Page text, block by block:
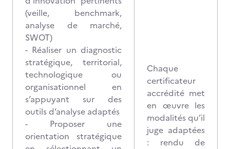
(veille, benchmark,
analyse de marché,
SWOT)
- Réaliser un diagnostic
stratégique, territorial,
technologique ou
organisationnel en
s’appuyant sur des
outils d’analyse adaptés
- Proposer une
orientation stratégique
Chaque
certificateur
accrédité met
en œuvre les
modalités qu’il
juge adaptées
: rendu de